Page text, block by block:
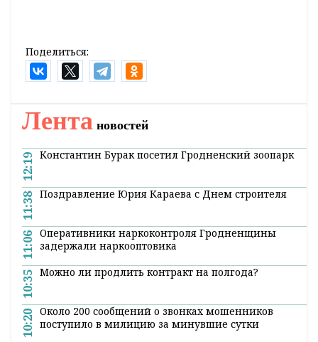
Поделиться:
Лента новостей
12:19 Константин Бурак посетил Гродненский зоопарк
11:38 Поздравление Юрия Караева с Днем строителя
11:06 Оперативники наркоконтроля Гродненщины
задержали наркооптовика
10:35 Можно ли продлить контракт на полгода?
10:20 Около 200 сообщений о звонках мошенников
поступило в милицию за минувшие сутки